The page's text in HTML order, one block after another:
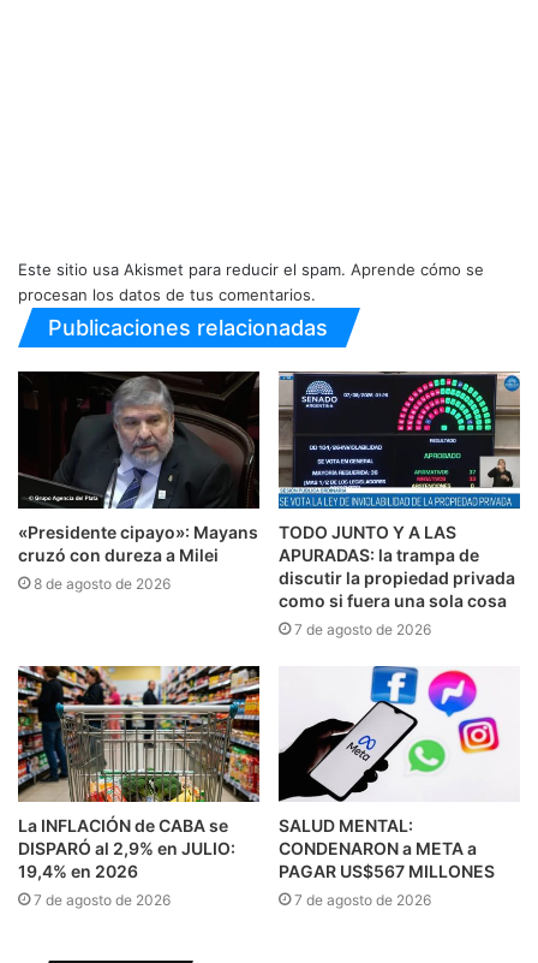
Este sitio usa Akismet para reducir el spam. Aprende cómo se
procesan los datos de tus comentarios.
Publicaciones relacionadas
«Presidente cipayo»: Mayans
cruzó con dureza a Milei
8 de agosto de 2026
TODO JUNTO Y A LAS
APURADAS: la trampa de
discutir la propiedad privada
como si fuera una sola cosa
7 de agosto de 2026
La INFLACIÓN de CABA se
DISPARÓ al 2,9% en JULIO:
19,4% en 2026
7 de agosto de 2026
SALUD MENTAL:
CONDENARON a META a
PAGAR US$567 MILLONES
7 de agosto de 2026